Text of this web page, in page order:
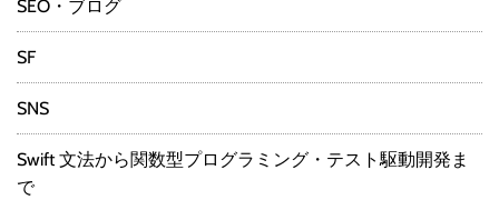
SEO・ブログ
SF
SNS
Swift 文法から関数型プログラミング・テスト駆動開発ま
で